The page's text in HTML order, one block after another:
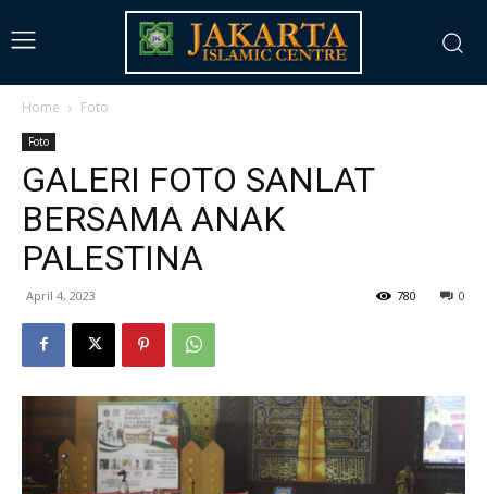
Home Foto
Foto
GALERI FOTO SANLAT
BERSAMA ANAK
PALESTINA
April 4, 2023 0
780